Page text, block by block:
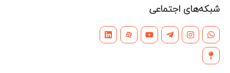
شبکه‌های اجتماعی